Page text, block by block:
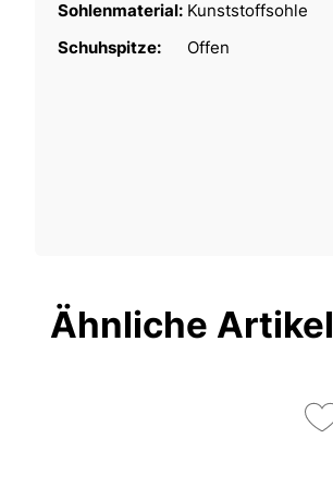
Sohlenmaterial: Kunststoffsohle
Schuhspitze:
Offen
Ähnliche Artikel